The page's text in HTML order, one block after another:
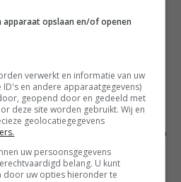
van ‘ondernemersrisico’
van Krullvarkens komt van de
El Niño stuwen voedselprijzen op
opslaan en/of openen
verwerkt en informatie van uw
en andere apparaatgegevens)
geopend door en gedeeld met
deze site worden gebruikt. Wij en
geolocatiegegevens
uw persoonsgegevens
belang. U kunt
door uw opties hieronder te